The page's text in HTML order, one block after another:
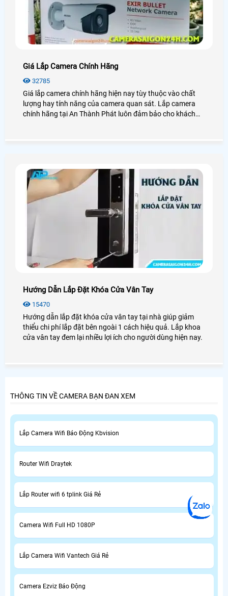
Giá Lắp Camera Chính Hãng
32785
Giá lắp camera chính hãng hiện nay tùy thuộc vào chất
lượng hay tính năng của camera quan sát. Lắp camera
chính hãng tại An Thành Phát luôn đảm bảo cho khách
Hướng Dẫn Lắp Đặt Khóa Cửa Vân Tay
15470
Hướng dẫn lắp đặt khóa cửa vân tay tại nhà giúp giảm
thiểu chi phí lắp đặt bên ngoài 1 cách hiệu quả. Lắp khoa
cửa vân tay đem lại nhiều lợi ích cho người dùng hiện nay.
THÔNG TIN VỀ CAMERA BẠN ĐAN XEM
Lắp Camera Wifi Báo Động Kbvision
Router Wifi Draytek
Lắp Router wifi 6 tplink Giá Rẻ
Camera Wifi Full HD 1080P
Lắp Camera Wifi Vantech Giá Rẻ
Camera Ezviz Báo Động